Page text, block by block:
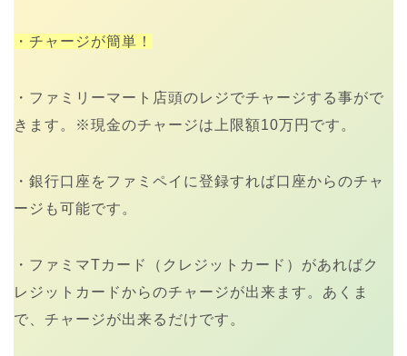
・チャージが簡単！
・ファミリーマート店頭のレジでチャージする事がで
きます。※現金のチャージは上限額10万円です。
・銀行口座をファミペイに登録すれば口座からのチャ
ージも可能です。
・ファミマTカード（クレジットカード）があればク
レジットカードからのチャージが出来ます。あくま
で、チャージが出来るだけです。